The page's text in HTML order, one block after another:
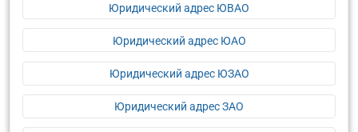
Юридический адрес ЮВАО
Юридический адрес ЮАО
Юридический адрес ЮЗАО
Юридический адрес ЗАО